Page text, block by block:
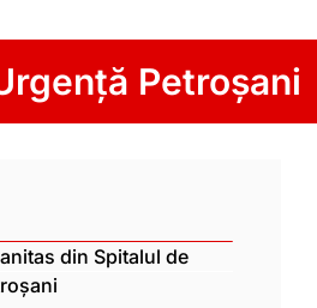
Petroșani
din Spitalul de